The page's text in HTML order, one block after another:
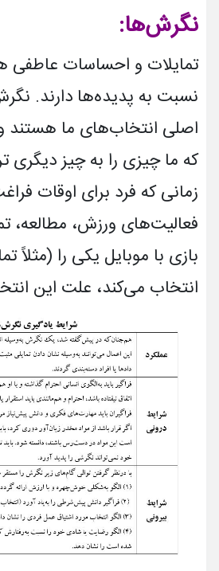
نگرش‌ها:
تمایلات و احساسات عاطفی
نسبت به پدیده‌­ها دارند.
اصلی انتخاب‌های ما
که ما چیزی را به چیز دیگری
زمانی که فرد برای اوقات
فعالیت‌های ورزش، مطالعه،
بازی با موبایل یکی را (مثلاً
انتخاب می‌­کند، علت این